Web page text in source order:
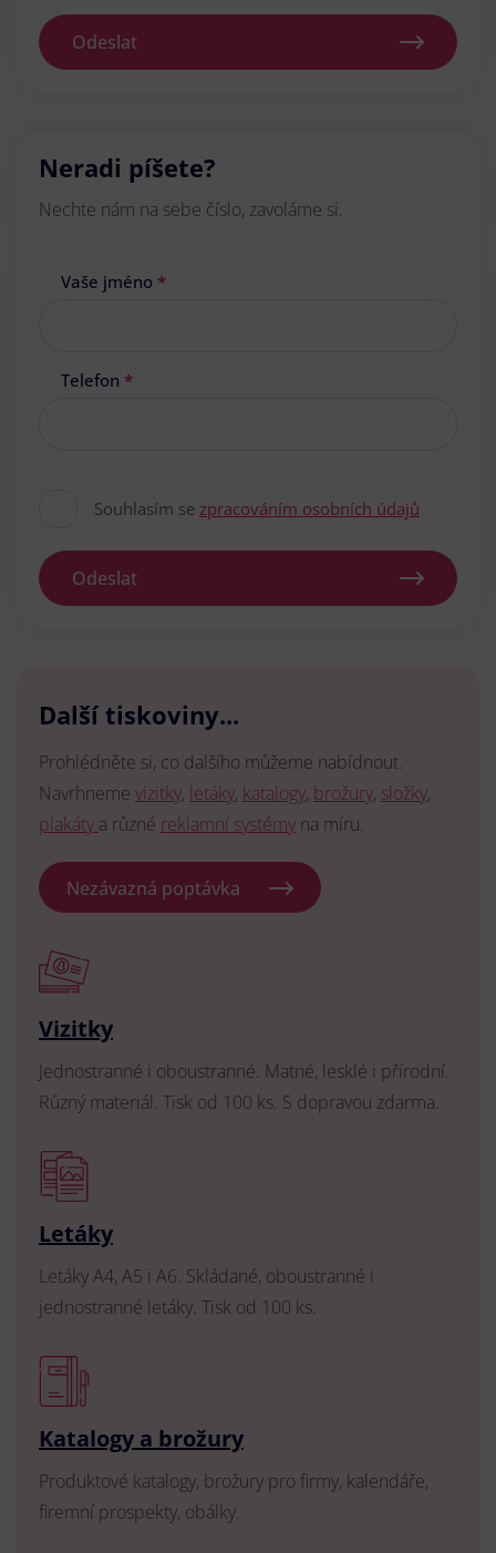
Odeslat
Neradi píšete?
Nechte nám na sebe číslo, zavoláme si.
Vaše jméno *
Telefon *
Souhlasím se zpracováním osobních údajů
Odeslat
Další tiskoviny...
Prohlédněte si, co dalšího můžeme nabídnout.
Navrhneme vizitky, letáky, katalogy, brožury, složky,
plakáty a různé reklamní systémy na míru.
Nezávazná poptávka
Vizitky
Jednostranné i oboustranné. Matné, lesklé i přírodní.
Různý materiál. Tisk od 100 ks. S dopravou zdarma.
Letáky
Letáky A4, A5 i A6. Skládané, oboustranné i
jednostranné letáky. Tisk od 100 ks.
Katalogy a brožury
Produktové katalogy, brožury pro firmy, kalendáře,
firemní prospekty, obálky.